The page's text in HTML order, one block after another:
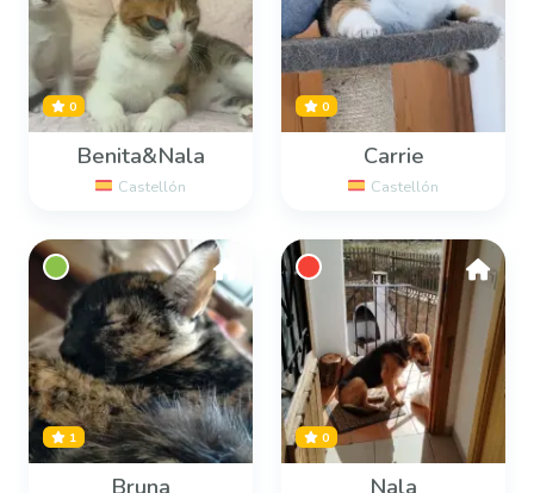
0
Benita&Nala
Castellón
0
Carrie
Castellón
1
Bruna
0
Nala